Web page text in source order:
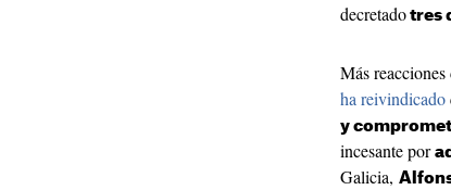
decretado tres
Más
ha reivindicado
y
incesante por
Galicia,